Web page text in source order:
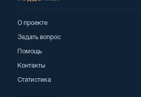
О проекте
Задать вопрос
Помощь
Контакты
Статистика